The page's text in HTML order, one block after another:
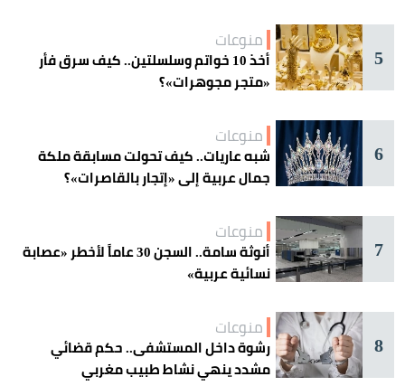
5
منوعات
أخذ 10 خواتم وسلسلتين.. كيف سرق فأر
«متجر مجوهرات»؟
6
منوعات
شبه عاريات.. كيف تحولت مسابقة ملكة
جمال عربية إلى «إتجار بالقاصرات»؟
7
منوعات
أنوثة سامة.. السجن 30 عاماً لأخطر «عصابة
نسائية عربية»
8
منوعات
رشوة داخل المستشفى.. حكم قضائي
مشدد ينهي نشاط طبيب مغربي